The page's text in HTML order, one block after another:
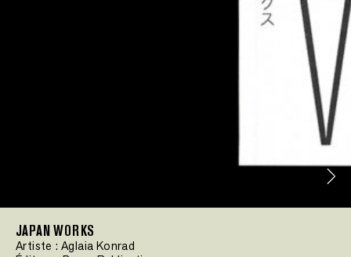
JAPAN WORKS
Artiste : Aglaia Konrad